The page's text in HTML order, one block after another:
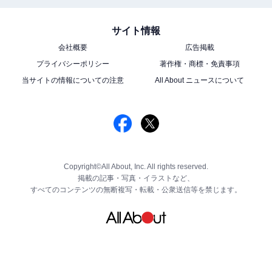
サイト情報
会社概要
広告掲載
プライバシーポリシー
著作権・商標・免責事項
当サイトの情報についての注意
All About ニュースについて
Copyright©All About, Inc. All rights reserved.
掲載の記事・写真・イラストなど、
すべてのコンテンツの無断複写・転載・公衆送信等を禁じます。